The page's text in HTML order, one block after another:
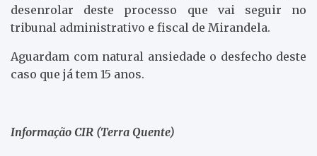
desenrolar deste processo que vai seguir no
tribunal administrativo e fiscal de Mirandela.
Aguardam com natural ansiedade o desfecho deste
caso que já tem 15 anos.
Informação CIR (Terra Quente)